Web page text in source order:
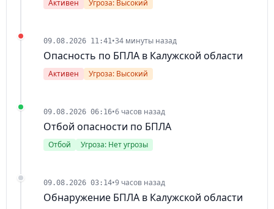
Активен Угроза: Высокий
09.08.2026 11:41•34 минуты назад
Опасность по БПЛА в Калужской области
Активен Угроза: Высокий
09.08.2026 06:16•6 часов назад
Отбой опасности по БПЛА
Отбой Угроза: Нет угрозы
09.08.2026 03:14•9 часов назад
Обнаружение БПЛА в Калужской области